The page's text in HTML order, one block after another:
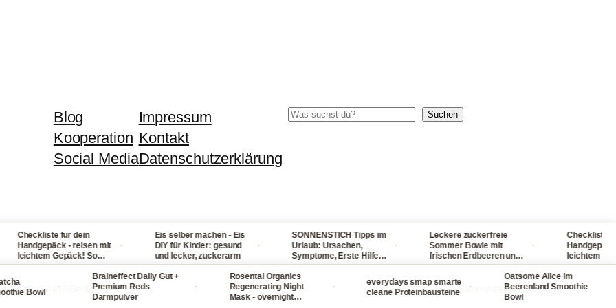
Blog
Kooperation
Social Media
Impressum
Kontakt
Datenschutzerklärung
Suchen Suchen
139 B, 10407 Berlin Diese Webseite enthältWerbung
Checkliste für dein
Handgepäck - reisen mit
leichtem Gepäck! So
du nie wieder zu
ein
·
Eis selber machen - Eis
DIY für Kinder: gesund
und lecker, zuckerarm
·
SONNENSTICH Tipps im
Urlaub: Ursachen,
Symptome, Erste Hilfe
bei Fieber, Sonnenbrand
und Halsschmerzen
Leckere zuckerfreie
Sommer Bowle mit
frischen Erdbeeren und
Waldmeister ganz
Checkliste für
Handgepäck -
leichtem Gepäck!
packst du nie
viel ein
Bowl
·
Braineffect Daily Gut +
Premium Reds
Darmpulver
Rosental Organics
Regenerating Night
Mask - overnight
everydays smap smarte
cleane Proteinbausteine
·
Oatsome Alice im
Beerenland Smoothie
Bowl